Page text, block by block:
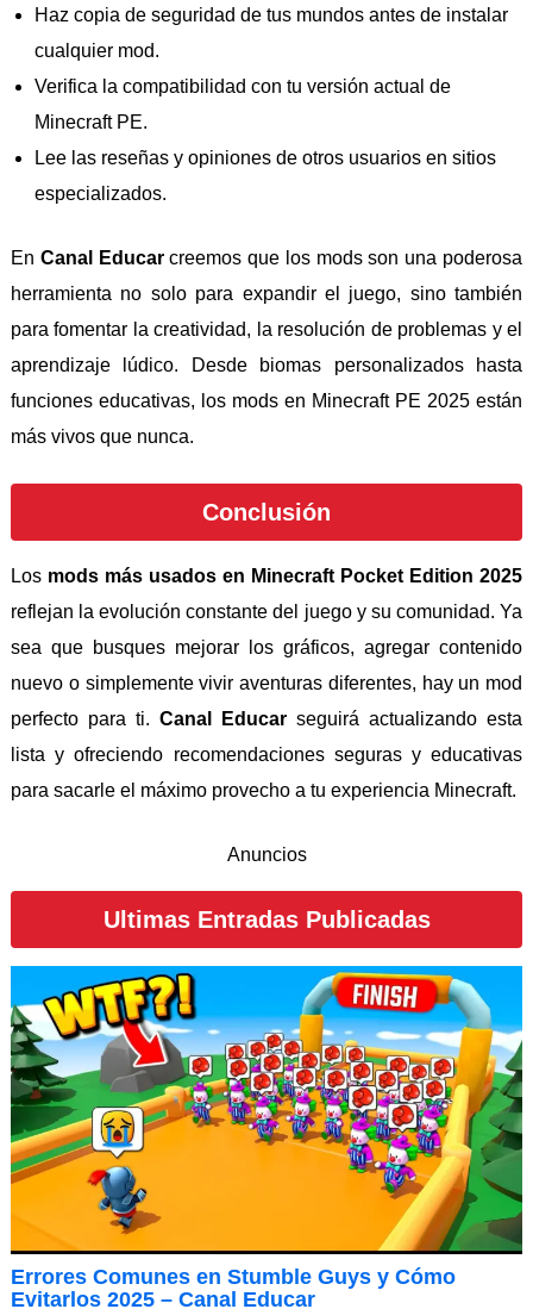
Haz copia de seguridad de tus mundos antes de instalar
cualquier mod.
Verifica la compatibilidad con tu versión actual de
Minecraft PE.
Lee las reseñas y opiniones de otros usuarios en sitios
especializados.
En Canal Educarcreemos que los mods son una poderosa
herramienta no solo para expandir el juego, sino también
para fomentar la creatividad, la resolución de problemas y el
aprendizaje lúdico. Desde biomas personalizados hasta
funciones educativas, los mods en Minecraft PE 2025 están
más vivos que nunca.
Conclusión
Los mods más usados en Minecraft Pocket Edition 2025
reflejan la evolución constante del juego y su comunidad. Ya
sea que busques mejorar los gráficos, agregar contenido
nuevo o simplemente vivir aventuras diferentes, hay un mod
perfecto para ti. Canal Educar seguirá actualizando esta
lista y ofreciendo recomendaciones seguras y educativas
para sacarle el máximo provecho a tu experiencia Minecraft.
Anuncios
Ultimas Entradas Publicadas
Errores Comunes en Stumble Guys y Cómo
Evitarlos 2025 – Canal Educar